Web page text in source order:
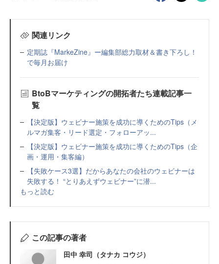
関連リンク
定期誌『MarkeZine』ー編集部総力取材＆書き下ろし！
で毎月お届け
BtoBマーケティングの開拓者たち連載記事一
覧
【決定版】ウェビナー施策を成功に導くためのTips（メ
ルマガ集客・リード選定・フォローアッ...
【決定版】ウェビナー施策を成功に導くためのTips（企
画・運用・集客編）
【失敗ケース3選】だからあなたの会社のウェビナーは
失敗する！ “とりあえずウェビナー”に潜...
もっと読む
この記事の著者
田中 幸司（タナカ コウジ）